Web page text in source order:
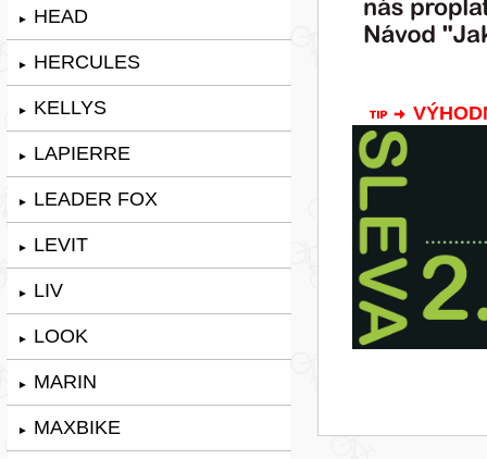
► HEAD
► HERCULES
► KELLYS
► LAPIERRE
► LEADER FOX
► LEVIT
► LIV
► LOOK
► MARIN
► MAXBIKE